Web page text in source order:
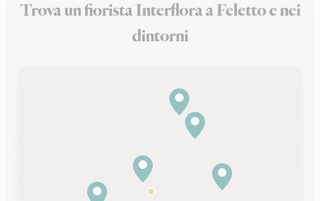
Trova un fiorista Interflora a Feletto e nei
dintorni